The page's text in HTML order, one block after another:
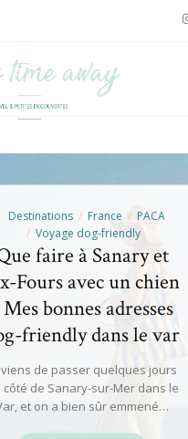
Destinations France
PACA
Voyage dog-friendly
faire à Sanary et
Fours avec un chien
Mes bonnes adresses
friendly dans le var
viens de passer quelques jours
côté de Sanary-sur-Mer dans le
et on a bien sûr emmené…